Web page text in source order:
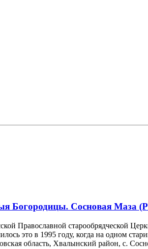
Богородицы. Сосновая Маза
Православной старообрядческой
это в 1995 году, когда на одном
область, Хвалынский район, с.